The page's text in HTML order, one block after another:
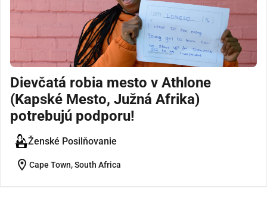
Dievčatá robia mesto v Athlone
(Kapské Mesto, Južná Afrika)
potrebujú podporu!
Ženské Posilňovanie
location_on Cape Town, South Africa